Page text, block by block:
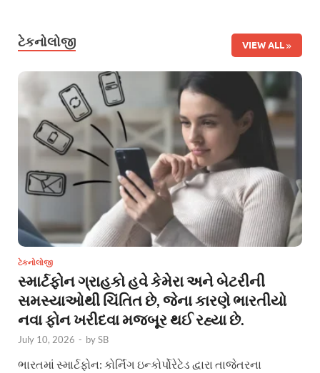
ટેકનોલોજી VIEW ALL
ટેકનોલોજી
સ્માર્ટફોન ગ્રાહકો હવે કેમેરા અને બેટરીની
સમસ્યાઓથી ચિંતિત છે, જેના કારણે ભારતીયો
નવા ફોન ખરીદવા મજબૂર થઈ રહ્યા છે.
July 10, 2026 - bySB
ભારતમાં સ્માર્ટફોન: કોર્નિંગ ઇન્કોર્પોરેટેડ દ્વારા તાજેતરના